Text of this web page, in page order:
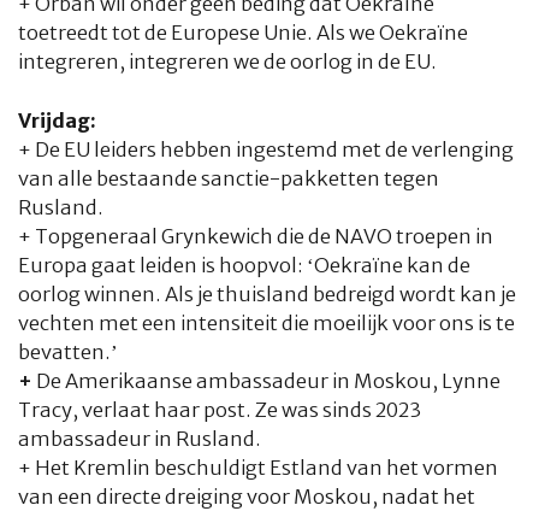
toetreedt tot de Europese Unie. Als we Oekraïne
integreren, integreren we de oorlog in de EU.
Vrijdag:
+ De EU leiders hebben ingestemd met de verlenging
van alle bestaande sanctie-pakketten tegen
Rusland.
+ Topgeneraal Grynkewich die de NAVO troepen in
Europa gaat leiden is hoopvol: ‘Oekraïne kan de
oorlog winnen. Als je thuisland bedreigd wordt kan je
vechten met een intensiteit die moeilijk voor ons is te
bevatten.’
+ De Amerikaanse ambassadeur in Moskou, Lynne
Tracy, verlaat haar post. Ze was sinds 2023
ambassadeur in Rusland.
+ Het Kremlin beschuldigt Estland van het vormen
van een directe dreiging voor Moskou, nadat het